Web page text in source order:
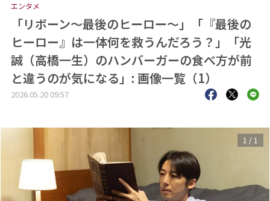
おすすめコンテンツ
出版物
会社概要
エンタメ
「リボーン～最後のヒーロー～」「『最後の
ヒーロー』は一体何を救うんだろう？」「光
誠（高橋一生）のハンバーガーの食べ方が前
と違うのが気になる」: 画像一覧（1）
2026.05.20 09:57
1 / 1